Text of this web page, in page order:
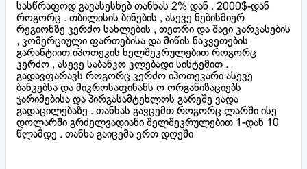
სასწრაფოდ გავასესხებ თანხას 2% დან . 2000$-დან
როგორც . თბილისის ბინების , ასევე ნებისმიერ
რეგიონზე კერძო სახლების , თეთრი და შავი კარკასების
, კომერციული ფართებისა და მიწის ნაკვეთების
გარანტიით იპოთეკის ხელშეკრულებით როგორც
კერძო , ასევე საბანკო კლებადი სისტემით .
გადავფარავს როგორც კერძო იპოთეკარი ასევე
ბანკებსა და მიკროსაფინანს ო ორგანიზაციებს
ჯარიმებისა და პირგასამტეხლოს გარეშე ვადა
გადაცილებაზე . თანხას გავცემთ როგორც ლარში ისე
დოლარში გრძელვადიანი შელშეკრულებით 1-დან 10
წლამდე . თანხა გაიცემა ერთ დღეში